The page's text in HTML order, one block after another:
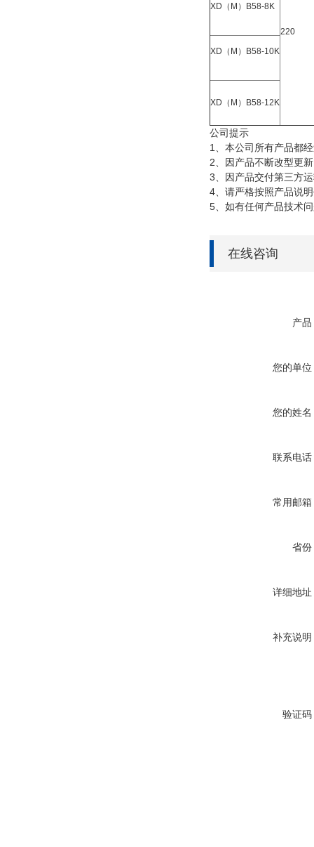
220
XD（M）B58-8K
XD（M）B58-10K
XD（M）B58-12K
公司提示
1、本公司所有产品都
2、因产品不断改型更
3、因产品交付第三方
4、请严格按照产品说
5、如有任何产品技术
在线咨询
产品
您的单位
您的姓名
联系电话
常用邮箱
省份
详细地址
补充说明
验证码